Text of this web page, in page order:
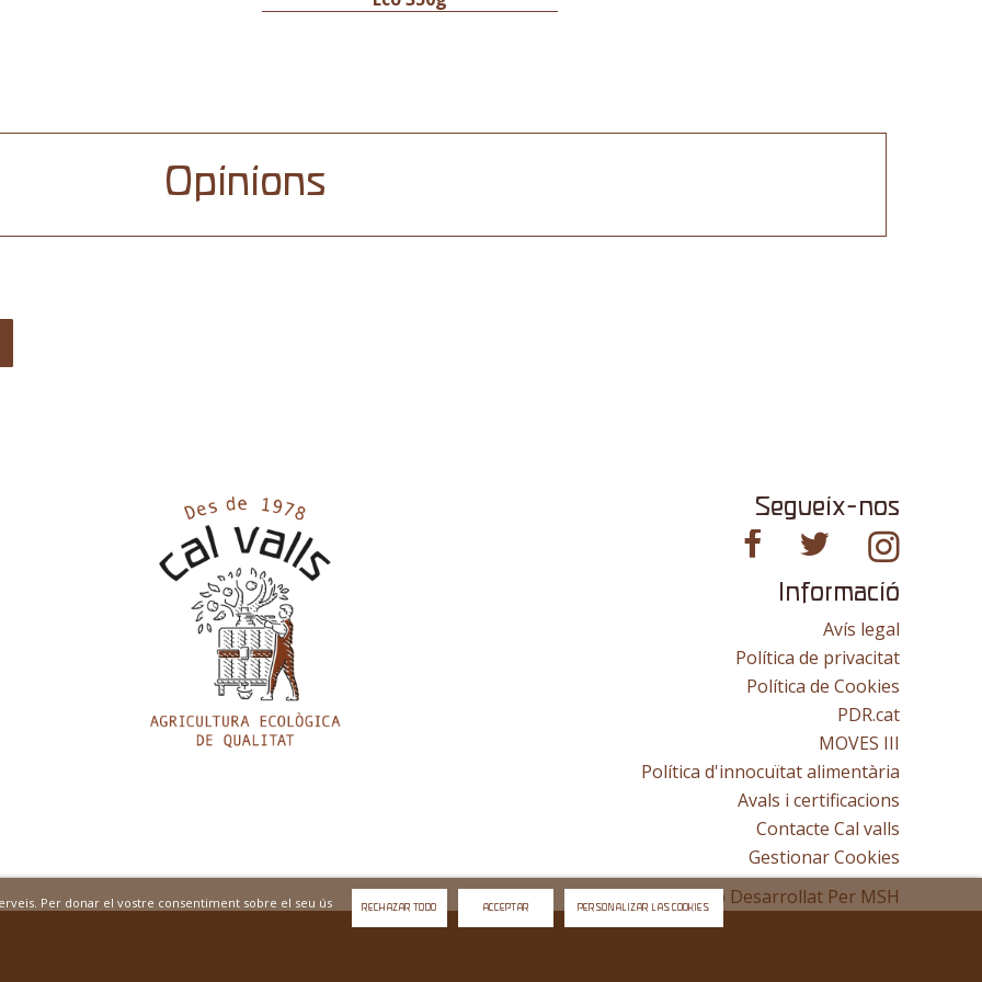
Opinions
Segueix-nos
Informació
Avís legal
Política de privacitat
Política de Cookies
PDR.cat
MOVES III
Política d'innocuïtat alimentària
Avals i certificacions
Contacte Cal valls
Gestionar Cookies
Lloc Web Desarrollat Per MSH
Per donar el vostre consentiment sobre el seu ús
RECHAZAR TODO ACCEPTAR PERSONALIZAR LAS COOKIES